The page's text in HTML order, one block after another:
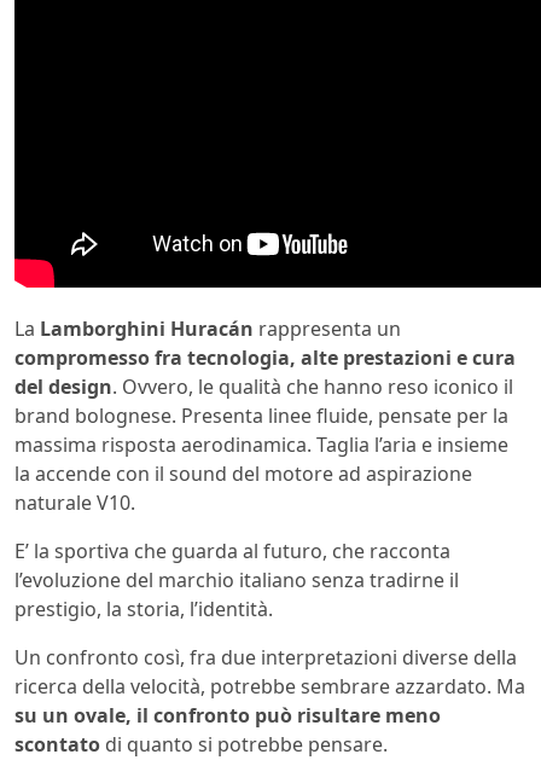
La Lamborghini Huracán rappresenta un
compromesso fra tecnologia, alte prestazioni e cura
del design. Ovvero, le qualità che hanno reso iconico il
brand bolognese. Presenta linee fluide, pensate per la
massima risposta aerodinamica. Taglia l’aria e insieme
la accende con il sound del motore ad aspirazione
naturale V10.
E’ la sportiva che guarda al futuro, che racconta
l’evoluzione del marchio italiano senza tradirne il
prestigio, la storia, l’identità.
Un confronto così, fra due interpretazioni diverse della
ricerca della velocità, potrebbe sembrare azzardato. Ma
su un ovale, il confronto può risultare meno
scontato di quanto si potrebbe pensare.